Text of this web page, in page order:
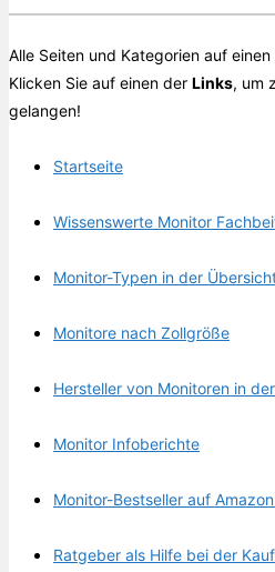
Alle Seiten und Kategorien auf einen
Klicken Sie auf einen der Links, um
gelangen!
Startseite
Wissenswerte Monitor
Monitor-Typen in der
Monitore nach Zollgröße
Hersteller von Monitoren in
Monitor Infoberichte
Monitor-Bestseller auf
Ratgeber als Hilfe bei der